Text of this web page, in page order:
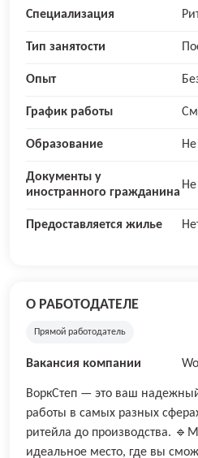
Специализация
Тип занятости
Опыт
График работы
Образование
Документы у
иностранного гражданина
Не
Предоставляется жилье
О РАБОТОДАТЕЛЕ
Прямой работодатель
Вакансия компании
ВоркСтеп — это ваш
работы в самых разных
ритейла до производства.
идеальное место, где вы